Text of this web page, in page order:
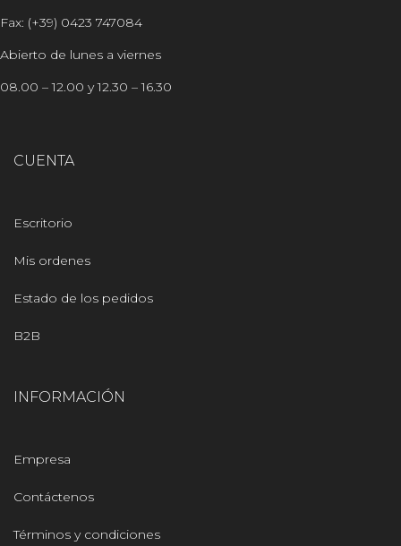
Fax: (+39) 0423 747084
Abierto de lunes a viernes
08.00 – 12.00 y 12.30 – 16.30
CUENTA
Escritorio
Mis ordenes
Estado de los pedidos
B2B
INFORMACIÓN
Empresa
Contáctenos
Términos y condiciones